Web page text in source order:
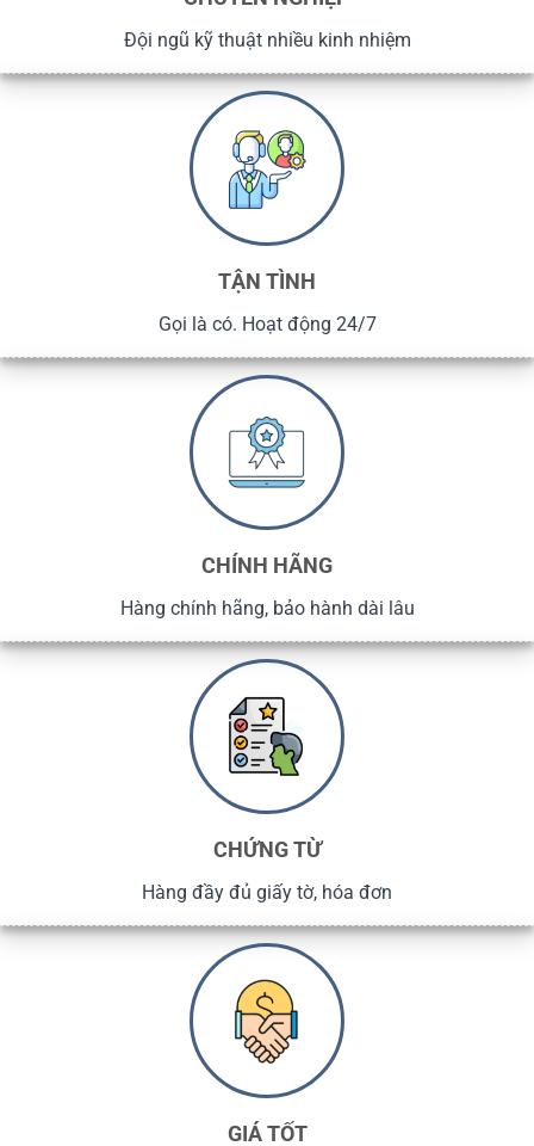
Đội ngũ kỹ thuật nhiều kinh nhiệm
TẬN TÌNH
Gọi là có. Hoạt động 24/7
CHÍNH HÃNG
Hàng chính hãng, bảo hành dài lâu
CHỨNG TỪ
Hàng đầy đủ giấy tờ, hóa đơn
GIÁ TỐT